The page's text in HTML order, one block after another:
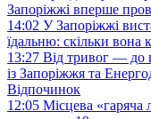
Запоріжжі вперше
14:02 У Запоріжжі
їдальню: скільки
13:27 Від тривог — до
із Запоріжжя та
Відпочинок
12:05 Місцева «гаряча